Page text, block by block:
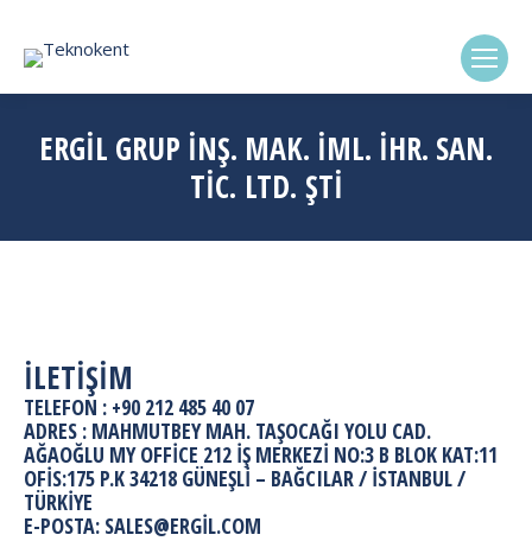
ERGİL GRUP İNŞ. MAK. İML. İHR. SAN.
TİC. LTD. ŞTİ
İLETİŞİM
TELEFON : +90 212 485 40 07
ADRES : MAHMUTBEY MAH. TAŞOCAĞI YOLU CAD.
AĞAOĞLU MY OFFICE 212 İŞ MERKEZI NO:3 B BLOK KAT:11
OFIS:175 P.K 34218 GÜNEŞLI – BAĞCILAR / İSTANBUL /
TÜRKİYE
E-POSTA: SALES@ERGIL.COM